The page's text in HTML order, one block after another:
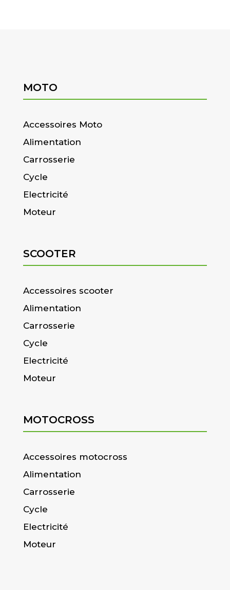
MOTO
Accessoires Moto
Alimentation
Carrosserie
Cycle
Electricité
Moteur
SCOOTER
Accessoires scooter
Alimentation
Carrosserie
Cycle
Electricité
Moteur
MOTOCROSS
Accessoires motocross
Alimentation
Carrosserie
Cycle
Electricité
Moteur